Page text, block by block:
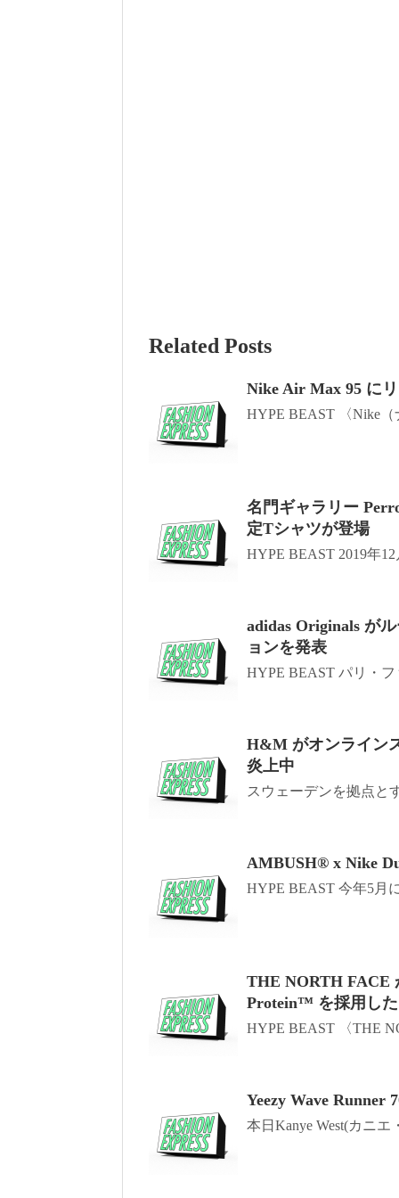
Related Posts
Nike Air Max 95 に
HYPE BEAST 〈Nike
名門ギャラリー
定Tシャツが登場
HYPE BEAST 2019年
adidas Originals が
ョンを発表
HYPE BEAST パリ・
H&M がオンライン
炎上中
スウェーデンを拠点と
AMBUSH® x Nike
HYPE BEAST 今年5月
THE NORTH FACE
Protein™ を採用し
HYPE BEAST 〈THE
Yeezy Wave Runner
本日Kanye West(カニエ